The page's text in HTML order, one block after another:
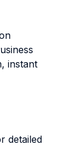
instant
detailed